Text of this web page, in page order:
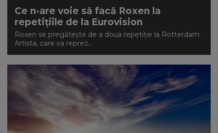
Ce n-are voie să facă Roxen la
repetițiile de la Eurovision
Roxen se pregătește de a doua repetiție la Rotterdam.
Artista, care va reprez...